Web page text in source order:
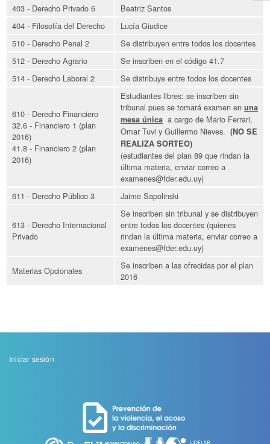
403 - Derecho Privado 6
Beatriz Santos
404 - Filosofía del Derecho
Lucía Giudice
510 - Derecho Penal 2
Se distribuyen entre todos los docentes
512 - Derecho Agrario
Se inscriben en el código 41.7
514 - Derecho Laboral 2
Se distribuye entre todos los docentes
610 - Derecho Financiero
32.6 - Financiero 1 (plan
2016)
41.8 - Financiero 2 (plan
2016)
Estudiantes libres: se inscriben sin
tribunal pues se tomará examen en una
mesa única a cargo de Mario Ferrari,
Omar Tuvi y Guillermo Nieves. (NO SE
REALIZA SORTEO)
(estudiantes del plan 89 que rindan la
última materia, enviar correo a
examenes@fder.edu.uy)
611 - Derecho Público 3
Jaime Sapolinski
613 - Derecho Internacional
Privado
Se inscriben sin tribunal y se distribuyen
entre todos los docentes (quienes
rindan la última materia, enviar correo a
examenes@fder.edu.uy)
Materias Opcionales
Se inscriben a las ofrecidas por el plan
2016
Menu
Iniciar sesión